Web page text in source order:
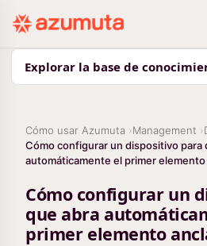
Explorar la base de
Cómo usar Azumuta Management
Cómo configurar un dispositivo para
automáticamente el primer elemento
Cómo configurar un
que abra
primer elemento